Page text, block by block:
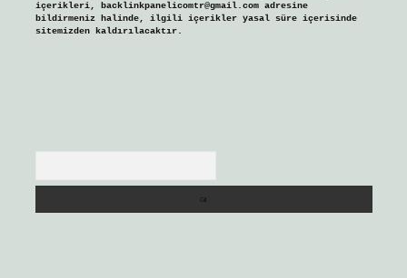
içerikleri, backlinkpanelicomtr@gmail.comadresine
bildirmeniz halinde, ilgili içerikler yasal süre içerisinde
sitemizden kaldırılacaktır.